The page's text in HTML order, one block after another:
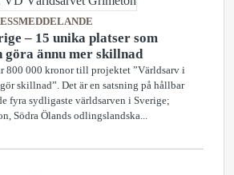
– 15 unika platser som
göra ännu mer skillnad
000 kronor till projektet ”Världsarv i
skillnad”. Det är en satsning på hållbar
fyra sydligaste världsarven i Sverige;
Södra Ölands odlingslandska...